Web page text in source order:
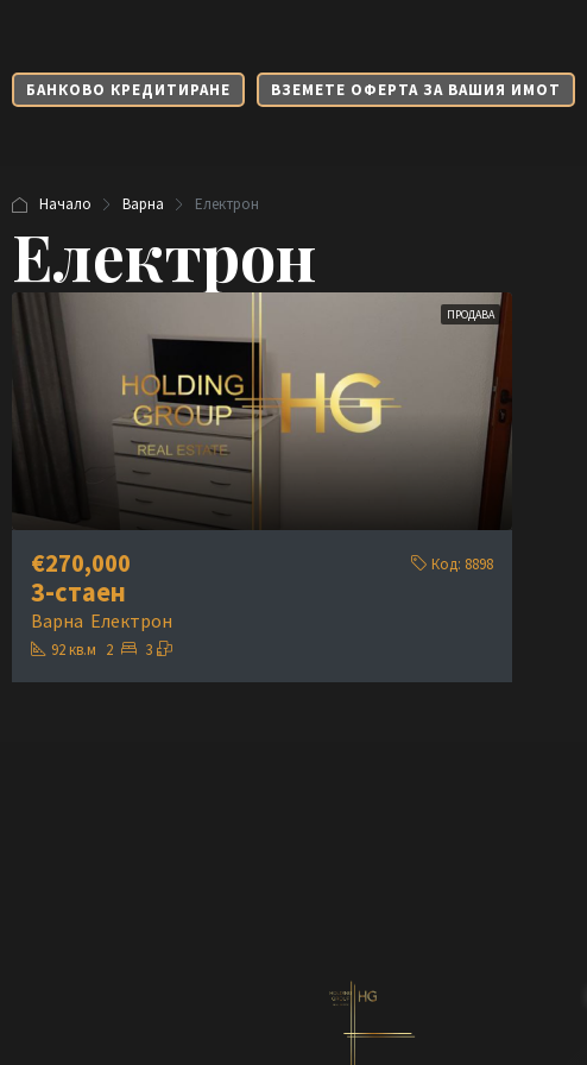
БАНКОВО КРЕДИТИРАНЕ ВЗЕМЕТЕ ОФЕРТА ЗА ВАШИЯ ИМОТ
Начало Варна Електрон
Електрон
ПРОДАВА
€270,000 Код: 8898
3-стаен
Варна Електрон
92 кв.м 2 3